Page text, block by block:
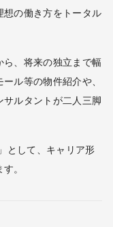
想の働き方をトータル
ら、将来の独立まで幅
ル等の物件紹介や、
ルタントが二人三脚
として、キャリア形
。